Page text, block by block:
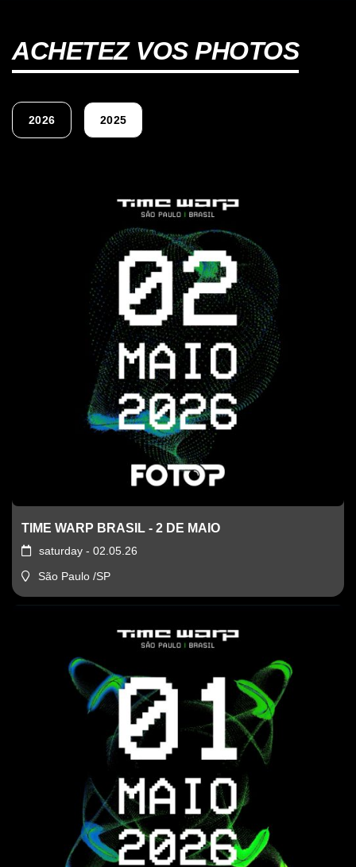
ACHETEZ VOS PHOTOS
2026 2025
TIME WARP BRASIL - 2 DE MAIO
saturday - 02.05.26
São Paulo /SP